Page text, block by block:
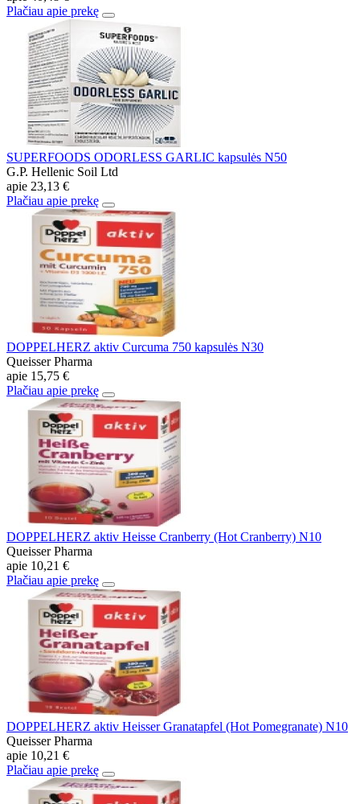
Plačiau apie prekę
SUPERFOODS ODORLESS GARLIC kapsulės N50
G.P. Hellenic Soil Ltd
apie 23,13 €
Plačiau apie prekę
DOPPELHERZ aktiv Curcuma 750 kapsulės N30
Queisser Pharma
apie 15,75 €
Plačiau apie prekę
DOPPELHERZ aktiv Heisse Cranberry (Hot Cranberry) N10
Queisser Pharma
apie 10,21 €
Plačiau apie prekę
DOPPELHERZ aktiv Heisser Granatapfel (Hot Pomegranate) N10
Queisser Pharma
apie 10,21 €
Plačiau apie prekę